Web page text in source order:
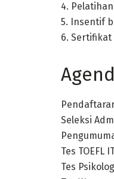
4.
5. Insentif
6. Sertifikat
Seleksi
Tes TOEFL
Tes